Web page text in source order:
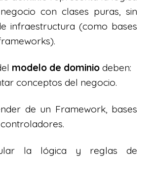
con clases puras, sin
infraestructura (como bases
modelo de dominio deben:
conceptos del negocio.
de un Framework, bases
la lógica y reglas de